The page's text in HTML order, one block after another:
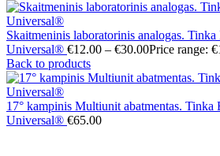
Skaitmeninis laboratorinis analogas.
Universal® €12.00 – €30.00Price range:
Back to products
17° kampinis Multiunit abatmentas.
Universal® €65.00